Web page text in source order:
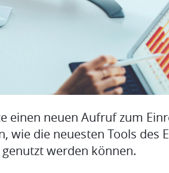
einen neuen Aufruf zum
wie die neuesten Tools des
werden können.